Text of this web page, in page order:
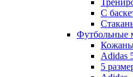
С
Футбольные
Adidas
5